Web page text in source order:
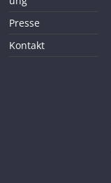
Presse
Kontakt